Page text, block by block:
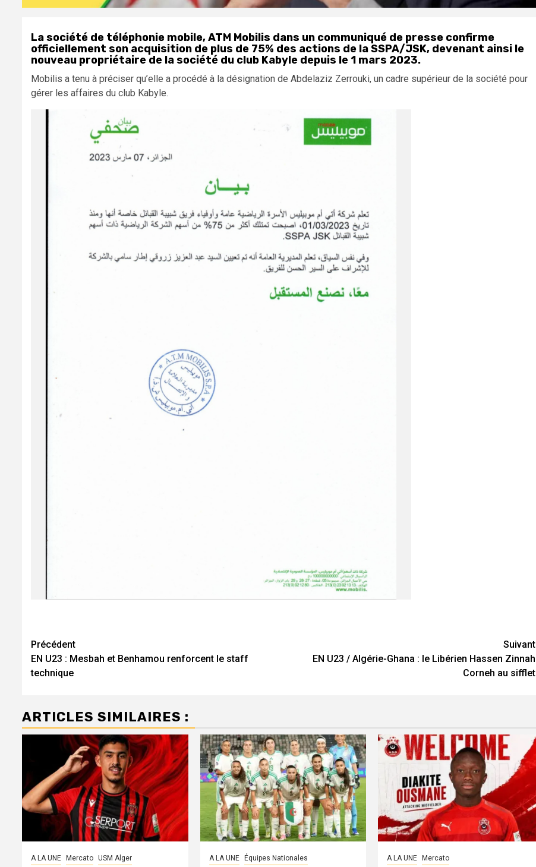
La société de téléphonie mobile, ATM Mobilis dans un communiqué de presse confirme
officiellement son acquisition de plus de 75% des actions de la SSPA/JSK, devenant ainsi le
nouveau propriétaire de la société du club Kabyle depuis le 1 mars 2023.
Mobilis a tenu à préciser qu’elle a procédé à la désignation de Abdelaziz Zerrouki, un cadre supérieur de la société pour
gérer les affaires du club Kabyle.
Navigation
d’article
Précédent
EN U23 : Mesbah et Benhamou renforcent le staff
technique
Suivant
EN U23 / Algérie-Ghana : le Libérien Hassen Zinnah
Corneh au sifflet
ARTICLES SIMILAIRES :
A LA UNE Mercato USM Alger A LA UNE Équipes Nationales A LA UNE Mercato